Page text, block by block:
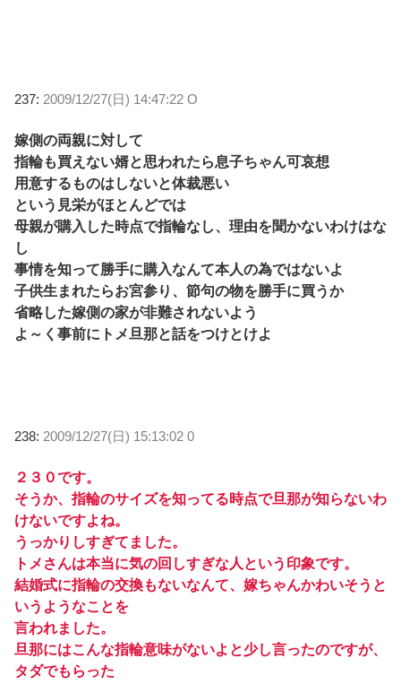
237: 2009/12/27(日) 14:47:22 O
嫁側の両親に対して
指輪も買えない婿と思われたら息子ちゃん可哀想
用意するものはしないと体裁悪い
という見栄がほとんどでは
母親が購入した時点で指輪なし、理由を聞かないわけはな
し
事情を知って勝手に購入なんて本人の為ではないよ
子供生まれたらお宮参り、節句の物を勝手に買うか
省略した嫁側の家が非難されないよう
よ～く事前にトメ旦那と話をつけとけよ
238: 2009/12/27(日) 15:13:02 0
２３０です。
そうか、指輪のサイズを知ってる時点で旦那が知らないわ
けないですよね。
うっかりしすぎてました。
トメさんは本当に気の回しすぎな人という印象です。
結婚式に指輪の交換もないなんて、嫁ちゃんかわいそうと
いうようなことを
言われました。
旦那にはこんな指輪意味がないよと少し言ったのですが、
タダでもらった